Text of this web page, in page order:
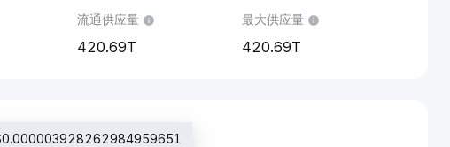
流通供应量
420.69T
最大供应量
420.69T